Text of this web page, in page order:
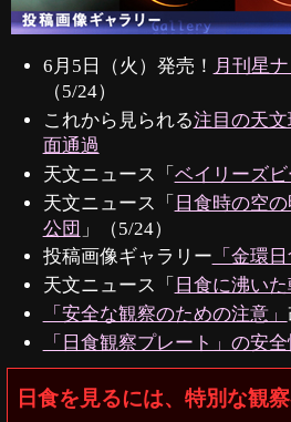
6月5日（火）発売！ 月刊星
（5/24）
これから見られる注目の天
面通過
天文ニュース「 ベイリーズ
天文ニュース「 日食時の空
公団 」（5/24）
投稿画像ギャラリー 「金環
天文ニュース「 日食に沸い
「安全な観察のための注意」
「日食観察プレート」の安
日食を見るには、特別な観